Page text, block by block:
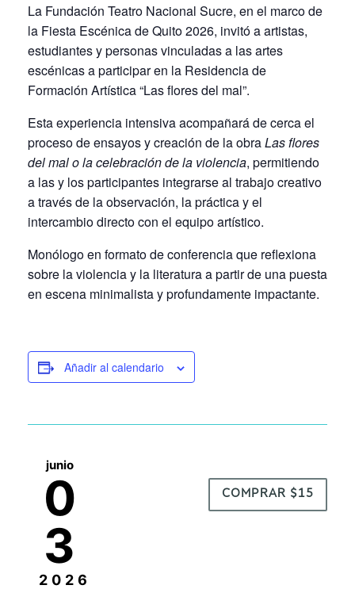
La Fundación Teatro Nacional Sucre, en el marco de
la Fiesta Escénica de Quito 2026, invitó a artistas,
estudiantes y personas vinculadas a las artes
escénicas a participar en la Residencia de
Formación Artística “Las flores del mal”.
Esta experiencia intensiva acompañará de cerca el
proceso de ensayos y creación de la obraLas flores
del mal o la celebración de la violencia, permitiendo
a las y los participantes integrarse al trabajo creativo
a través de la observación, la práctica y el
intercambio directo con el equipo artístico.
Monólogo en formato de conferencia que reflexiona
sobre la violencia y la literatura a partir de una puesta
en escena minimalista y profundamente impactante.
Añadir al calendario
junio
0
3
2026
COMPRAR $15